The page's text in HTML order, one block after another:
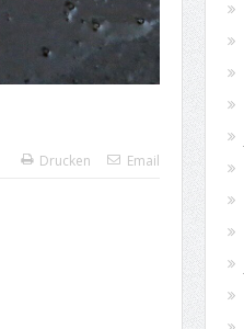
Drucken Email